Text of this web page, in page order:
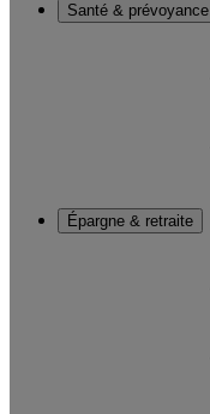
Santé & prévoyance
Épargne & retraite